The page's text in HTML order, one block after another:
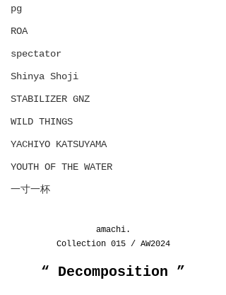
pg
ROA
spectator
Shinya Shoji
STABILIZER GNZ
WILD THINGS
YACHIYO KATSUYAMA
YOUTH OF THE WATER
一寸一杯
amachi.
Collection 015 / AW2024
“ Decomposition ”